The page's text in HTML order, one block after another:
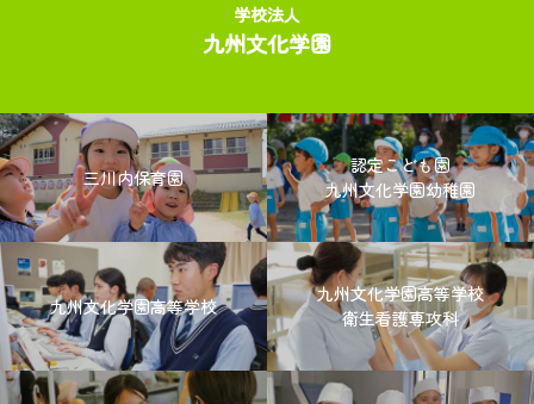
学校法人
九州文化学園
三川内保育園
認定こども園
九州文化学園幼稚園
九州文化学園高等学校
九州文化学園高等学校
衛生看護専攻科